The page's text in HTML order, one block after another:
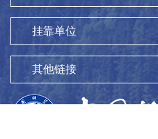
挂靠单位
其他链接